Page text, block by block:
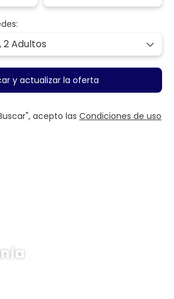
2 Adultos
y actualizar la oferta
acepto las Condiciones de uso